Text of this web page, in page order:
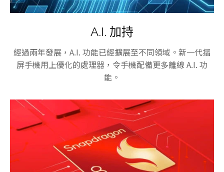
A.I. 加持
經過兩年發展，A.I. 功能已經擴展至不同領域。新一代摺
屏手機用上優化的處理器，令手機配備更多離線 A.I. 功
能。